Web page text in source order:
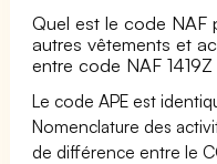
Quel est le code NAF
autres vêtements et
entre code NAF
Le code APE est
Nomenclature des
de différence entre le